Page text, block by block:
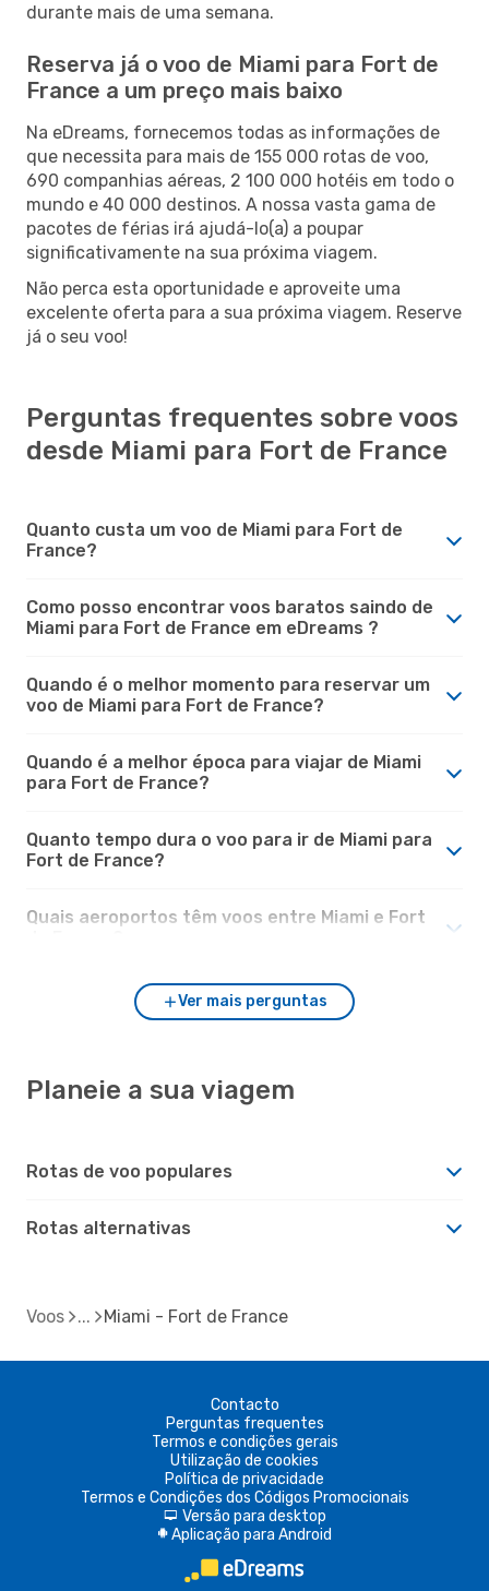
durante mais de uma semana.
Reserva já o voo de Miami para Fort de
France a um preço mais baixo
Na eDreams, fornecemos todas as informações de
que necessita para mais de 155 000 rotas de voo,
690 companhias aéreas, 2 100 000 hotéis em todo o
mundo e 40 000 destinos. A nossa vasta gama de
pacotes de férias irá ajudá-lo(a) a poupar
significativamente na sua próxima viagem.
Não perca esta oportunidade e aproveite uma
excelente oferta para a sua próxima viagem. Reserve
já o seu voo!
Perguntas frequentes sobre voos
desde Miami para Fort de France
Quanto custa um voo de Miami para Fort de
France?
Como posso encontrar voos baratos saindo de
Miami para Fort de France em eDreams ?
Quando é o melhor momento para reservar um
voo de Miami para Fort de France?
Quando é a melhor época para viajar de Miami
para Fort de France?
Quanto tempo dura o voo para ir de Miami para
Fort de France?
Quais aeroportos têm voos entre Miami e Fort
Ver mais perguntas
Planeie a sua viagem
Rotas de voo populares
Rotas alternativas
Voos Miami - Fort de France
Contacto
Perguntas frequentes
Termos e condições gerais
Utilização de cookies
Política de privacidade
Termos e Condições dos Códigos Promocionais
d Versão para desktop
A Aplicação para Android